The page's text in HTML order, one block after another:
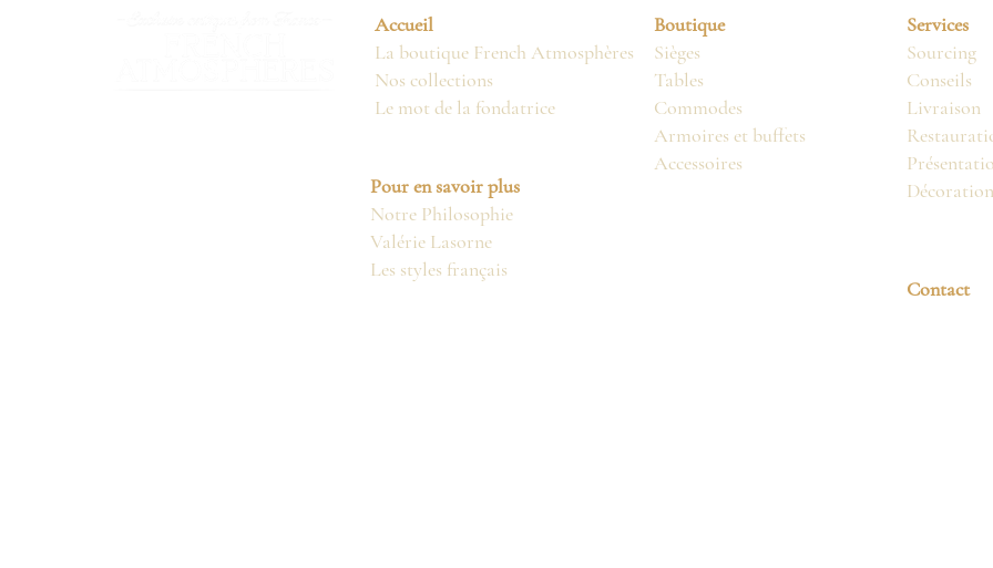
Accueil
La boutique French Atmosphères
Nos collections
Le mot de la fondatrice
Pour en savoir plus
Notre Philosophie
Valérie Lasorne
Les styles français
Boutique
Sièges
Tables
Commodes
Armoires et buffets
Accessoires
Services
Sourcing
Conseils
Livraison
Décoration
Contact